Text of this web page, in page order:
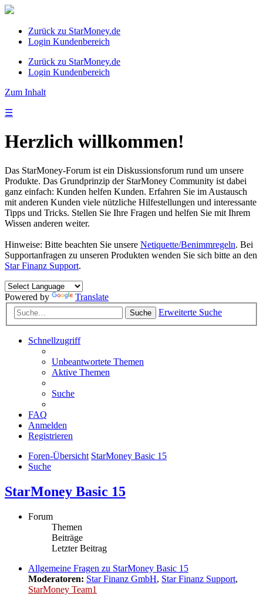
Zurück zu StarMoney.de
Login Kundenbereich
Zurück zu StarMoney.de
Login Kundenbereich
Zum Inhalt
☰
Herzlich willkommen!
Das StarMoney-Forum ist ein Diskussionsforum rund um unsere
Produkte. Das Grundprinzip der StarMoney Community ist dabei
ganz einfach: Kunden helfen Kunden. Erfahren Sie im Austausch
mit anderen Kunden viele nützliche Hilfestellungen und interessante
Tipps und Tricks. Stellen Sie Ihre Fragen und helfen Sie mit Ihrem
Wissen anderen weiter.
Hinweise: Bitte beachten Sie unsere Netiquette/Benimmregeln. Bei
Supportanfragen zu unseren Produkten wenden Sie sich bitte an den
Star Finanz Support.
Powered by Translate
Suche Erweiterte Suche
Schnellzugriff
Unbeantwortete Themen
Aktive Themen
Suche
FAQ
Anmelden
Registrieren
Foren-Übersicht StarMoney Basic 15
Suche
StarMoney Basic 15
Forum
Themen
Beiträge
Letzter Beitrag
Allgemeine Fragen zu StarMoney Basic 15
Moderatoren: Star Finanz GmbH, Star Finanz Support,
StarMoney Team1